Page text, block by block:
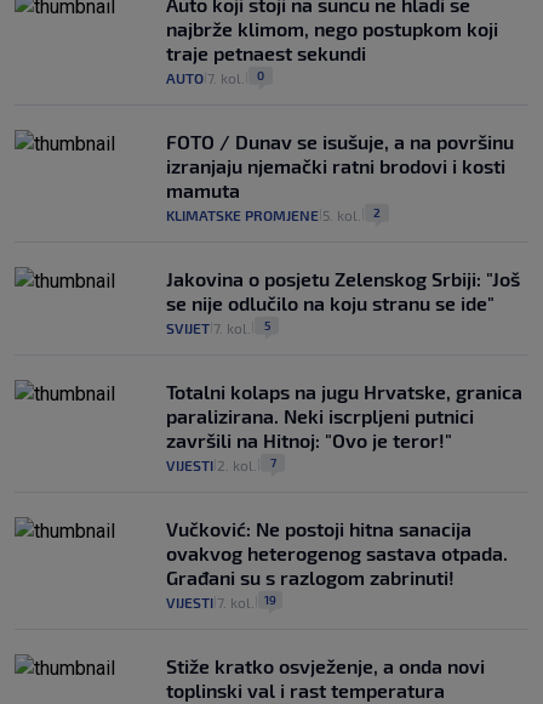
Auto koji stoji na suncu ne hladi se
najbrže klimom, nego postupkom koji
traje petnaest sekundi
AUTO 7. kol. 0
FOTO / Dunav se isušuje, a na površinu
izranjaju njemački ratni brodovi i kosti
mamuta
KLIMATSKE PROMJENE 5. kol. 2
Jakovina o posjetu Zelenskog Srbiji: "Još
se nije odlučilo na koju stranu se ide"
SVIJET 7. kol. 5
Totalni kolaps na jugu Hrvatske, granica
paralizirana. Neki iscrpljeni putnici
završili na Hitnoj: "Ovo je teror!"
VIJESTI 2. kol. 7
Vučković: Ne postoji hitna sanacija
ovakvog heterogenog sastava otpada.
Građani su s razlogom zabrinuti!
VIJESTI 7. kol. 19
Stiže kratko osvježenje, a onda novi
toplinski val i rast temperatura